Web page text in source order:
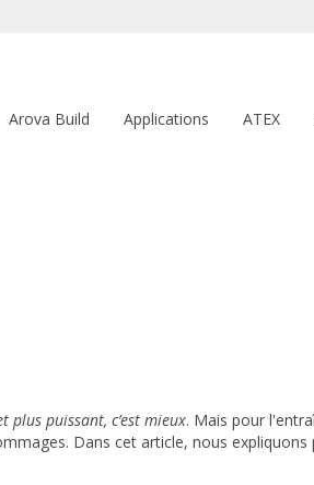
Arova Build Applications ATEX
plus puissant, c’est mieux. Mais pour
Dans cet article, nous